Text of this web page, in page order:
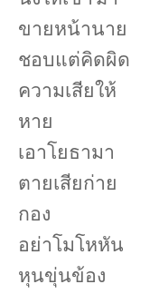
ขายหน้านาย
ชอบแต่คิดผิด
ความเสียให้
หาย
เอาโยธามา
ตายเสียก่าย
กอง
อย่าโมโหหัน
หุนขุ่นข้อง